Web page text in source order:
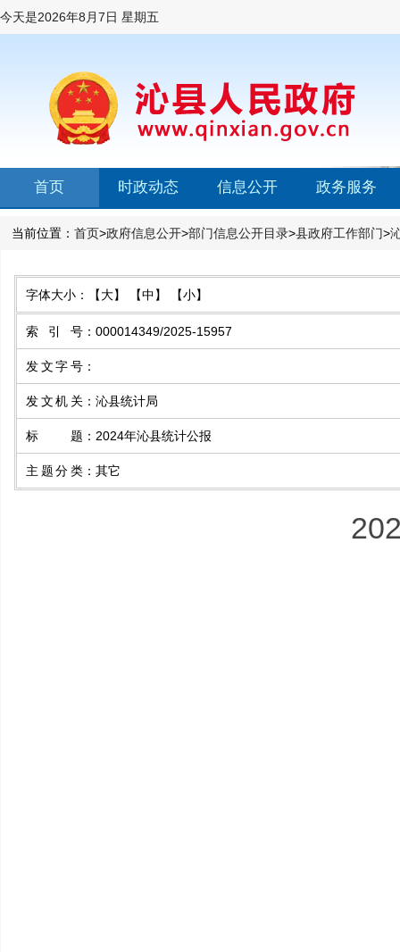
今天是2026年8月7日 星期五
首页 时政动态 信息公开 政务服务
当前位置： 首页>政府信息公开>部门信息公开目录>县政府工作部门>
字体大小： 【大】 【中】 【小】
索引号 ： 000014349/2025-15957
发文字号 ：
发文机关 ： 沁县统计局
标题 ： 2024年沁县统计公报
主题分类 ： 其它